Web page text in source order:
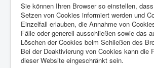
Sie können Ihren Browser so einstellen,
Setzen von Cookies informiert werden und
Einzelfall erlauben, die Annahme von
Fälle oder generell ausschließen sowie das
Löschen der Cookies beim Schließen des
Bei der Deaktivierung von Cookies kann die
dieser Website eingeschränkt sein.